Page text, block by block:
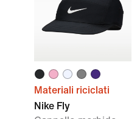
Materiali riciclati
Nike Fly